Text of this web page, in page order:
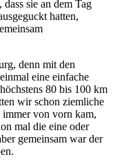
sie an dem Tag
hatten,
denn mit den
eine einfache
80 bis 100 km
wir schon ziemliche
von vorn kam,
mal die eine oder
gemeinsam war der